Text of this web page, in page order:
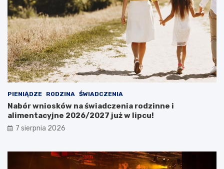
PIENIĄDZE RODZINA ŚWIADCZENIA
Nabór wniosków na świadczenia rodzinne i
alimentacyjne 2026/2027 już w lipcu!
7 sierpnia 2026